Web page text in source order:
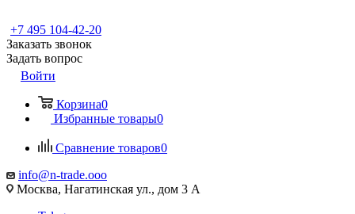
+7 495 104-42-20
Заказать звонок
Задать вопрос
Войти
Корзина0
Избранные товары0
Сравнение товаров0
info@n-trade.ooo
Москва, Нагатинская ул., дом 3 А